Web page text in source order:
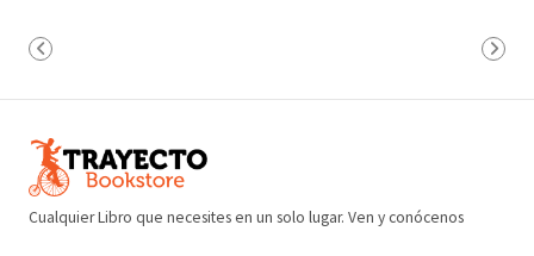
Cualquier Libro que necesites en un solo lugar. Ven y conócenos